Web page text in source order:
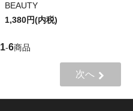
BEAUTY
1,380円(内税)
1-6商品
次へ